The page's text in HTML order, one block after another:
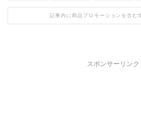
記事内に商品プロモーションを含む
スポンサーリンク